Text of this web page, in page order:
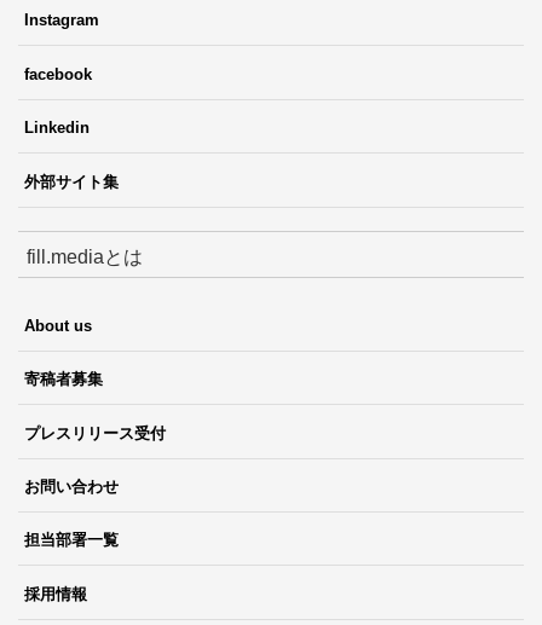
Instagram
facebook
Linkedin
外部サイト集
fill.mediaとは
About us
寄稿者募集
プレスリリース受付
お問い合わせ
担当部署一覧
採用情報